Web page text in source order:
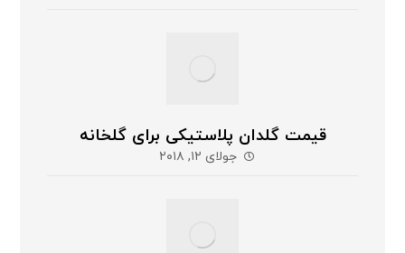
قیمت گلدان پلاستیکی برای گلخانه
جولای ۱۲, ۲۰۱۸